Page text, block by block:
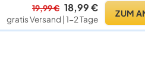
19,99 € 18,99 €
gratis Versand | 1-2 Tage
ZUM